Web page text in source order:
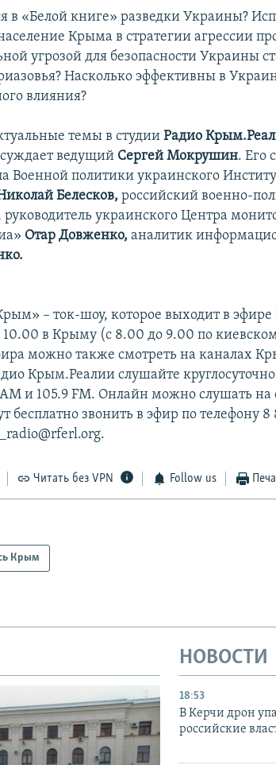
в «Белой книге» разведки Украины?
Крыма в стратегии агрессии
угрозой для безопасности Украины
Насколько эффективны в
влияния?
темы в студииРадио
ведущий Сергей Мокрушин. Его
Военной политики украинского
Белесков, российский военно-
руководитель украинского Центра
Отар Довженко,аналитик
– ток-шоу, которое выходит в
10.00 в Крыму (с 8.00 до 9.00 по
можно также смотреть на каналах
Крым.Реалии слушайте
АМ и 105.9 FМ. Онлайн можно слушать
бесплатно звонить в эфир по телефону
Читать без VPN Follow us
Крым
НОВОСТИ
18:53
В Керчи дрон
российские